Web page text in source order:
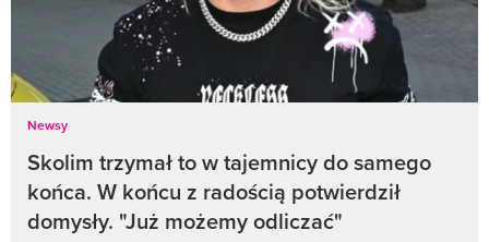
Newsy
Skolim trzymał to w tajemnicy do samego
końca. W końcu z radością potwierdził
domysły. "Już możemy odliczać"